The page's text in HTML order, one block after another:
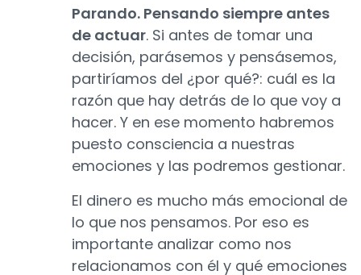
Parando. Pensando siempre antes
de actuar. Si antes de tomar una
decisión, parásemos y pensásemos,
partiríamos del ¿por qué?: cuál es la
razón que hay detrás de lo que voy a
hacer. Y en ese momento habremos
puesto consciencia a nuestras
emociones y las podremos gestionar.
El dinero es mucho más emocional de
lo que nos pensamos. Por eso es
importante analizar como nos
relacionamos con él y qué emociones